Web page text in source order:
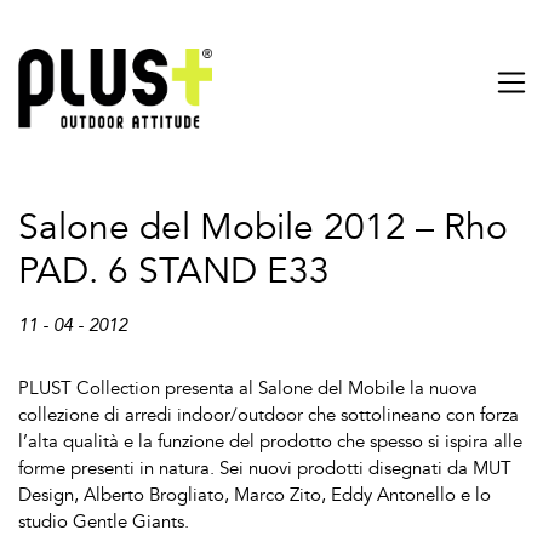
Salone del Mobile 2012 – Rho
PAD. 6 STAND E33
11 - 04 - 2012
PLUST Collection presenta al Salone del Mobile la nuova
collezione di arredi indoor/outdoor che sottolineano con forza
l’alta qualità e la funzione del prodotto che spesso si ispira alle
forme presenti in natura. Sei nuovi prodotti disegnati da MUT
Design, Alberto Brogliato, Marco Zito, Eddy Antonello e lo
studio Gentle Giants.